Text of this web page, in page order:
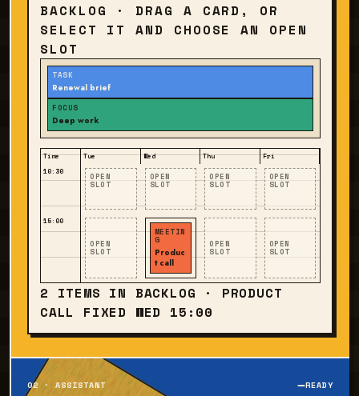
BACKLOG · DRAG A CARD, OR
SELECT IT AND CHOOSE AN OPEN
SLOT
TASK
Renewal brief
FOCUS
Deep work
Time Tue Wed Thu
Fri
10:30
OPEN
SLOT
OPEN
SLOT
OPEN
SLOT
OPEN
SLOT
15:00
OPEN
SLOT
MEETIN
G
Produc
t call
OPEN
SLOT
OPEN
SLOT
2 ITEMS IN BACKLOG · PRODUCT
CALL FIXED WED 15:00
02 · ASSISTANT READY